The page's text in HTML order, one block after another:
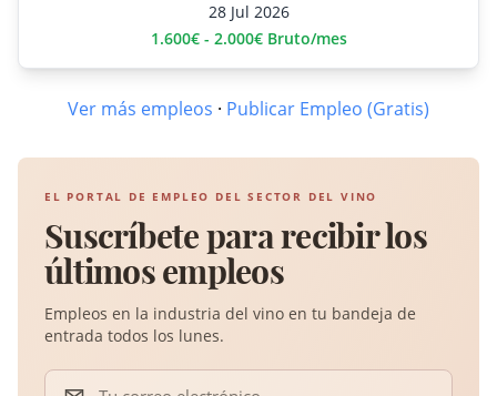
28 Jul 2026
1.600€ - 2.000€ Bruto/mes
Ver más empleos · Publicar Empleo (Gratis)
EL PORTAL DE EMPLEO DEL SECTOR DEL VINO
Suscríbete para recibir los
últimos empleos
Empleos en la industria del vino en tu bandeja de
entrada todos los lunes.